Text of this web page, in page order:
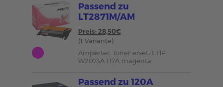
Passend zu
LT2871M/AM
Preis: 28,50€
(1 Variante)
Ampertec Toner ersetzt HP
W2073A 117A magenta
Passend zu 120A